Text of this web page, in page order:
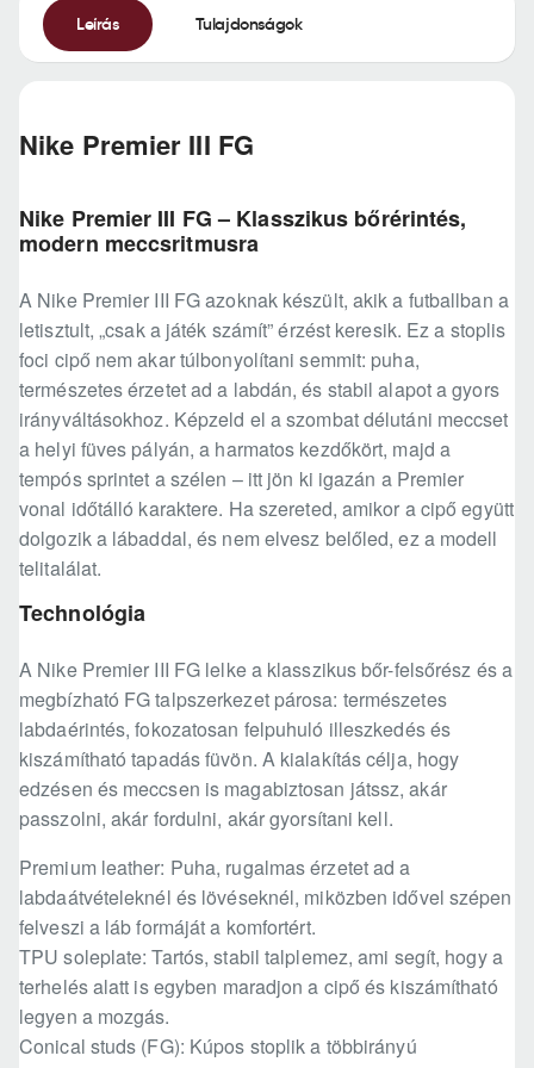
Leírás Tulajdonságok
Nike Premier III FG
Nike Premier III FG – Klasszikus bőrérintés,
modern meccsritmusra
A Nike Premier III FG azoknak készült, akik a futballban a
letisztult, „csak a játék számít” érzést keresik. Ez a stoplis
foci cipő nem akar túlbonyolítani semmit: puha,
természetes érzetet ad a labdán, és stabil alapot a gyors
irányváltásokhoz. Képzeld el a szombat délutáni meccset
a helyi füves pályán, a harmatos kezdőkört, majd a
tempós sprintet a szélen – itt jön ki igazán a Premier
vonal időtálló karaktere. Ha szereted, amikor a cipő együtt
dolgozik a lábaddal, és nem elvesz belőled, ez a modell
telitalálat.
Technológia
A Nike Premier III FG lelke a klasszikus bőr-felsőrész és a
megbízható FG talpszerkezet párosa: természetes
labdaérintés, fokozatosan felpuhuló illeszkedés és
kiszámítható tapadás füvön. A kialakítás célja, hogy
edzésen és meccsen is magabiztosan játssz, akár
passzolni, akár fordulni, akár gyorsítani kell.
Premium leather: Puha, rugalmas érzetet ad a
labdaátvételeknél és lövéseknél, miközben idővel szépen
felveszi a láb formáját a komfortért.
TPU soleplate: Tartós, stabil talplemez, ami segít, hogy a
terhelés alatt is egyben maradjon a cipő és kiszámítható
legyen a mozgás.
Conical studs (FG): Kúpos stoplik a többirányú